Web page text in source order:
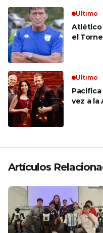
Ultimo
Atlético
el
Ultimo
vez a la
Artículos